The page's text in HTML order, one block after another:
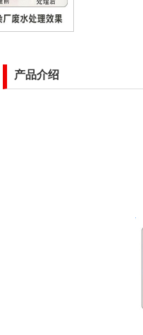
产品介绍